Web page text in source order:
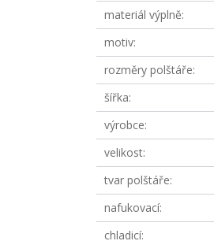
materiál výplně
motiv
rozměry polštáře
šířka
výrobce
velikost
tvar polštáře
nafukovací
chladicí